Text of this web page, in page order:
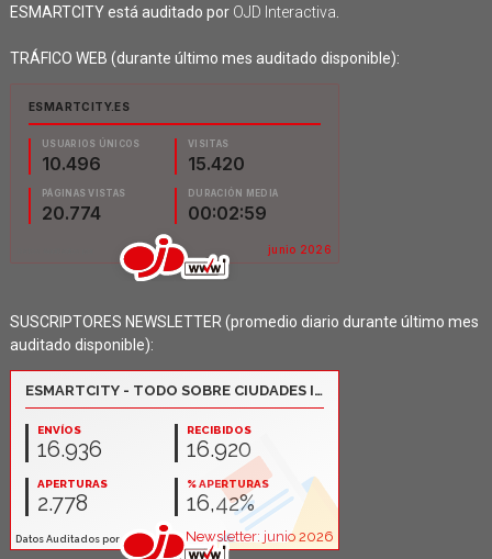
ESMARTCITY está auditado por OJD Interactiva.
TRÁFICO WEB (durante último mes auditado disponible):
SUSCRIPTORES NEWSLETTER (promedio diario durante último mes
auditado disponible):